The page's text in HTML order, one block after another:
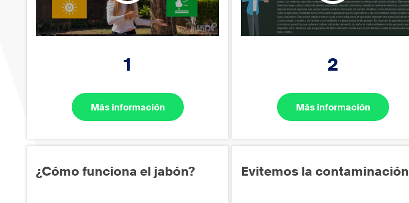
1
Más información
2
Más información
¿Cómo funciona el jabón? Evitemos la contaminación